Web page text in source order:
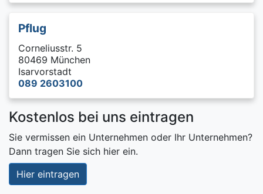
Pflug
Corneliusstr. 5
80469 München
Isarvorstadt
089 2603100
Kostenlos bei uns eintragen
Sie vermissen ein Unternehmen oder Ihr Unternehmen?
Dann tragen Sie sich hier ein.
Hier eintragen